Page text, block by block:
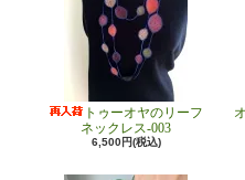
トゥーオヤのリーフ
ネックレス-003
6,500円(税込)